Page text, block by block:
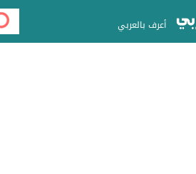
أعرف بالعربي